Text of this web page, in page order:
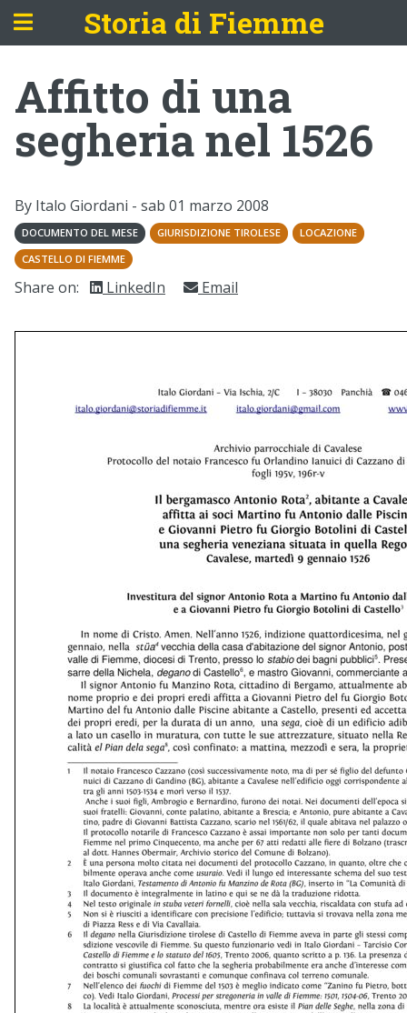
Storia di Fiemme
Affitto di una
segheria nel 1526
By Italo Giordani - sab 01 marzo 2008
DOCUMENTO DEL MESE GIURISDIZIONE TIROLESE
LOCAZIONE
CASTELLO DI FIEMME
Share on: LinkedIn Email